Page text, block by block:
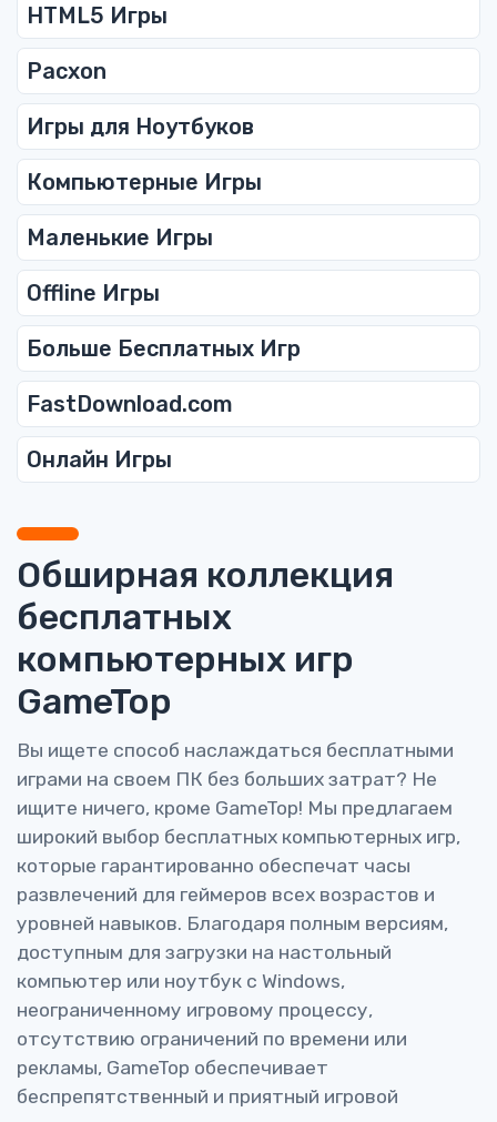
HTML5 Игры
Pacxon
Игры для Ноутбуков
Компьютерные Игры
Маленькие Игры
Offline Игры
Больше Бесплатных Игр
FastDownload.com
Онлайн Игры
Обширная коллекция
бесплатных
компьютерных игр
GameTop
Вы ищете способ наслаждаться бесплатными
играми на своем ПК без больших затрат? Не
ищите ничего, кроме GameTop! Мы предлагаем
широкий выбор бесплатных компьютерных игр,
которые гарантированно обеспечат часы
развлечений для геймеров всех возрастов и
уровней навыков. Благодаря полным версиям,
доступным для загрузки на настольный
компьютер или ноутбук с Windows,
неограниченному игровому процессу,
отсутствию ограничений по времени или
рекламы, GameTop обеспечивает
беспрепятственный и приятный игровой